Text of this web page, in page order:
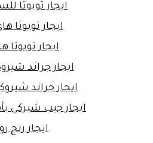
ايجار تويوتا
ايجار تويوتا
ايجار
ايجار جراند شيروكي
ايجار جراند
ايجار جيب شيركي
ايجار رنج